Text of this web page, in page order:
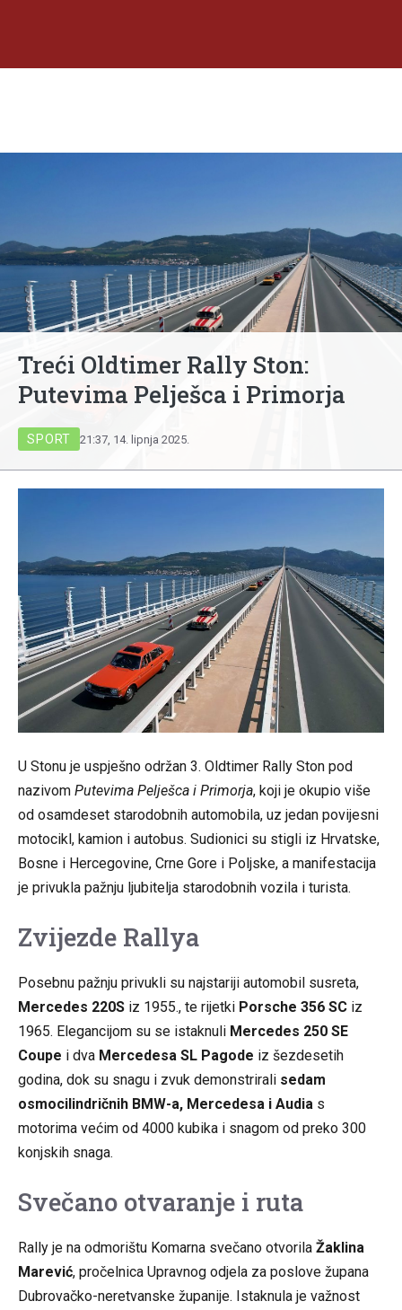
Treći Oldtimer Rally Ston:
Putevima Pelješca i Primorja
SPORT 21:37, 14. lipnja 2025.
U Stonu je uspješno održan 3. Oldtimer Rally Ston pod
nazivom Putevima Pelješca i Primorja, koji je okupio više
od osamdeset starodobnih automobila, uz jedan povijesni
motocikl, kamion i autobus. Sudionici su stigli iz Hrvatske,
Bosne i Hercegovine, Crne Gore i Poljske, a manifestacija
je privukla pažnju ljubitelja starodobnih vozila i turista.
Zvijezde Rallya
Posebnu pažnju privukli su najstariji automobil susreta,
Mercedes 220S iz 1955., te rijetki Porsche 356 SC iz
1965. Elegancijom su se istaknuli Mercedes 250 SE
Coupe i dva Mercedesa SL Pagode iz šezdesetih
godina, dok su snagu i zvuk demonstrirali sedam
osmocilindričnih BMW-a, Mercedesa i Audia s
motorima većim od 4000 kubika i snagom od preko 300
konjskih snaga.
Svečano otvaranje i ruta
Rally je na odmorištu Komarna svečano otvorila Žaklina
Marević, pročelnica Upravnog odjela za poslove župana
Dubrovačko-neretvanske županije. Istaknula je važnost